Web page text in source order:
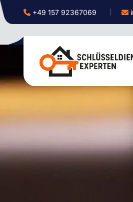
+49 157 92367069